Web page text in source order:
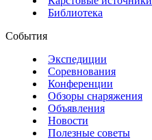
Библиотека
События
Экспедиции
Соревнования
Конференции
Обзоры снаряжения
Объявления
Новости
Полезные советы